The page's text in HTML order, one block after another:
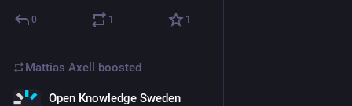
0 1 1
Mattias Axell boosted
Open Knowledge Sweden